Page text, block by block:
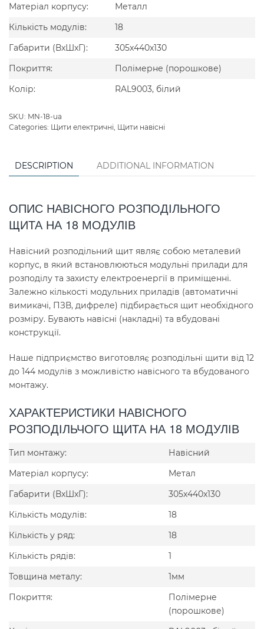
Матеріал корпусу:
Металл
Кількість модулів:
18
Габарити (ВxШxГ):
305x440x130
Покриття:
Полімерне (порошкове)
Колір:
RAL9003, білий
SKU: MN-18-ua
Categories: Щити електричні Щити навісні
DESCRIPTION ADDITIONAL INFORMATION
ОПИС НАВІСНОГО РОЗПОДІЛЬНОГО
ЩИТА НА 18 МОДУЛІВ
Навісний розподільний щит являє собою металевий
корпус, в який встановлюються модульні прилади для
розподілу та захисту електроенергії в приміщенні.
Залежно кількості модульних приладів (автоматичні
вимикачі, ПЗВ, дифреле) підбирається щит необхідного
розміру. Бувають навісні (накладні) та вбудовані
конструкції.
Наше підприємство виготовляє розподільні щити від 12
до 144 модулів з можливістю навісного та вбудованого
монтажу.
ХАРАКТЕРИСТИКИ НАВІСНОГО
РОЗПОДІЛЬЧОГО ЩИТА НА 18 МОДУЛІВ
Тип монтажу:
Навісний
Матеріал корпусу:
Метал
Габарити (ВxШxГ):
305x440x130
Кількість модулів:
18
Кількість у ряд:
18
Кількість рядів:
1
Товщина металу:
1мм
Покриття:
Полімерне
(порошкове)